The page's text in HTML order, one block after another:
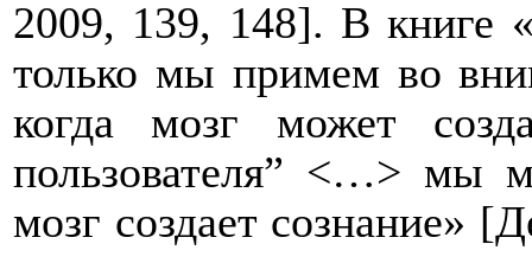
2009, 139, 148]. В книге
только мы примем во
когда мозг может
пользователя” <…> мы
мозг создает сознание» [